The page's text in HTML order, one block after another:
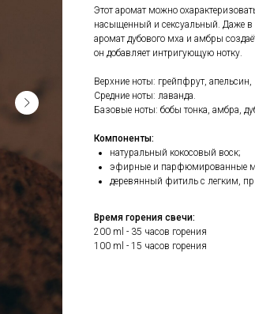
Этот аромат можно
насыщенный и сексуальный. Даже в
аромат дубового мха и амбры
он добавляет интригующую нотку.
Верхние ноты: грейпфрут,
Средние ноты: лаванда.
Базовые ноты: бобы тонка, амбра,
Компоненты:
натуральный кокосовый воск;
эфирные и парфюмированные
деревянный фитиль с легким,
Время горения свечи:
200 ml - 35 часов горения
100 ml - 15 часов горения